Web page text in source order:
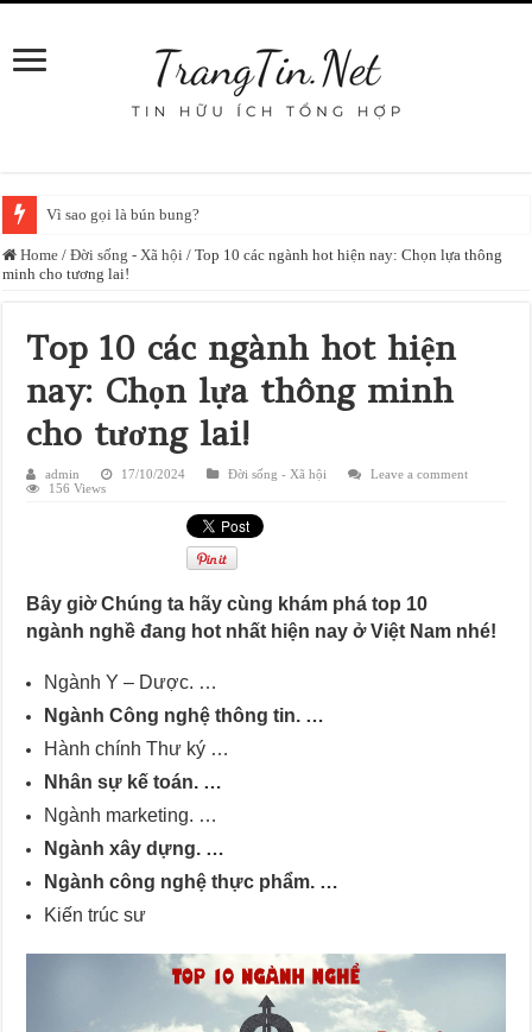
Vì sao gọi là bún bung?
Home / Đời sống - Xã hội / Top 10 các ngành hot hiện nay: Chọn lựa thông
minh cho tương lai!
Top 10 các ngành hot hiện
nay: Chọn lựa thông minh
cho tương lai!
admin 17/10/2024 Đời sống - Xã hội
Leave a comment
156 Views
Bây giờ Chúng ta hãy cùng khám phá top 10
ngành nghề đang hot nhất hiện nay ở Việt Nam nhé!
Ngành Y – Dược. …
Ngành Công nghệ thông tin. …
Hành chính Thư ký …
Nhân sự kế toán. …
Ngành marketing. …
Ngành xây dựng. …
Ngành công nghệ thực phẩm. …
Kiến trúc sư